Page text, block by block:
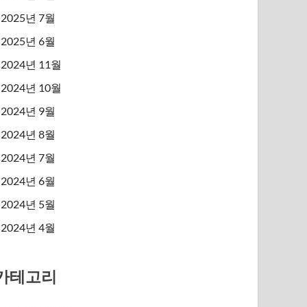
2025년 7월
2025년 6월
2024년 11월
2024년 10월
2024년 9월
2024년 8월
2024년 7월
2024년 6월
2024년 5월
2024년 4월
테고리